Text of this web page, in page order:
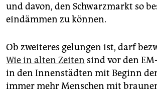
und davon, den Schwarzmarkt so
eindämmen zu können.
Ob zweiteres gelungen ist, darf
Wie in alten Zeiten sind vor den
in den Innenstädten mit Beginn der
immer mehr Menschen mit